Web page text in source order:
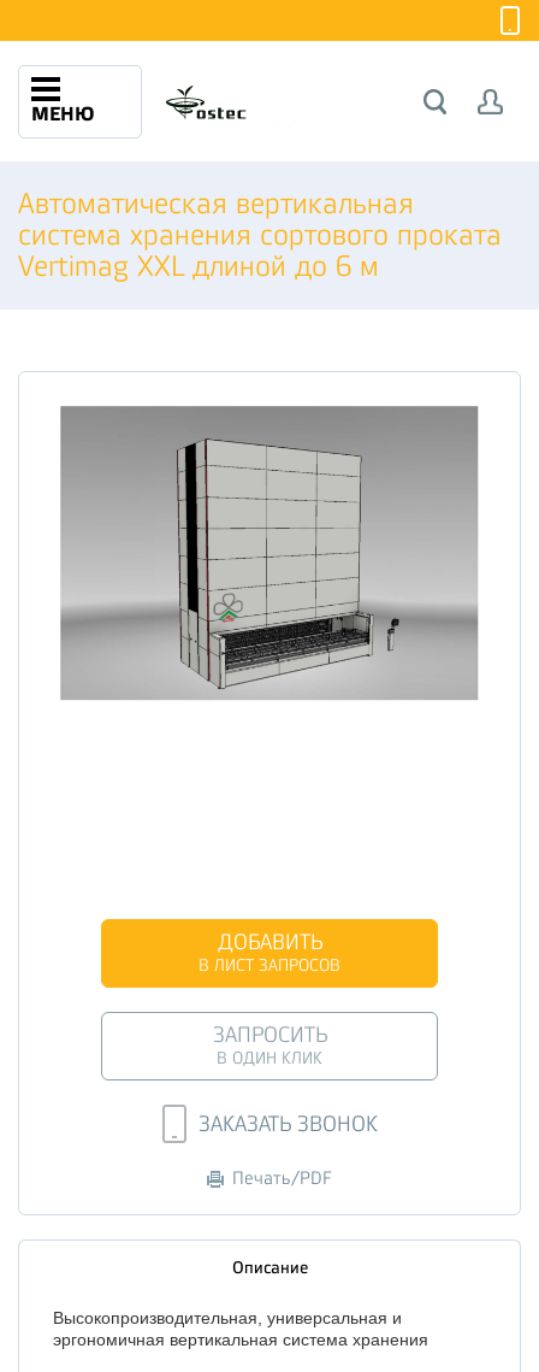
МЕНЮ
Автоматическая вертикальная
система хранения сортового проката
Vertimag XXL длиной до 6 м
ДОБАВИТЬ
В ЛИСТ ЗАПРОСОВ
ЗАПРОСИТЬ
В ОДИН КЛИК
ЗАКАЗАТЬ ЗВОНОК
Печать/PDF
Описание
Высокопроизводительная, универсальная и
эргономичная вертикальная система хранения